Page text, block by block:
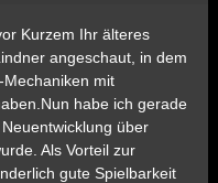
Kurzem Ihr älteres
angeschaut, in dem
mit
habe ich gerade
über
Als Vorteil zur
gute Spielbarkeit